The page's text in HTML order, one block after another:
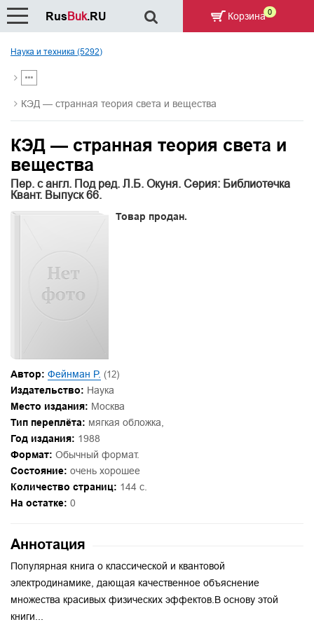
Наука и техника (5292)
КЭД — странная теория света и вещества
КЭД — странная теория света и
вещества
Пер. с англ. Под ред. Л.Б. Окуня. Серия: Библиотечка
Квант. Выпуск 66.
Товар продан.
Автор: Фейнман Р. (12)
Издательство: Наука
Место издания: Москва
Тип переплёта: мягкая обложка,
Год издания: 1988
Формат: Обычный формат.
Состояние: очень хорошее
Количество страниц: 144 с.
На остатке: 0
Аннотация
Популярная книга о классической и квантовой
электродинамике, дающая качественное объяснение
множества красивых физических эффектов.В основу этой
книги...
RusBuk.RU Корзина 0